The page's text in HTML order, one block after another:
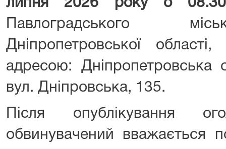
липня 2026 року о
Павлоградського
Дніпропетровської
адресою: Дніпропетровська
вул. Дніпровська, 135.
Після опублікування
обвинувачений вважається